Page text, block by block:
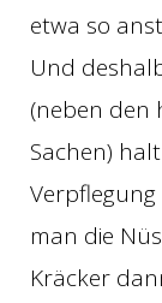
etwa so
Und
(neben den
Sachen)
man die
Kräcker